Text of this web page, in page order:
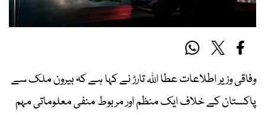
وفاقی وزیر اطلاعات عطا اللہ تارڑ نے کہا ہے کہ بیرون ملک سے
پاکستان کے خلاف ایک منظم اور مربوط منفی معلوماتی مہم